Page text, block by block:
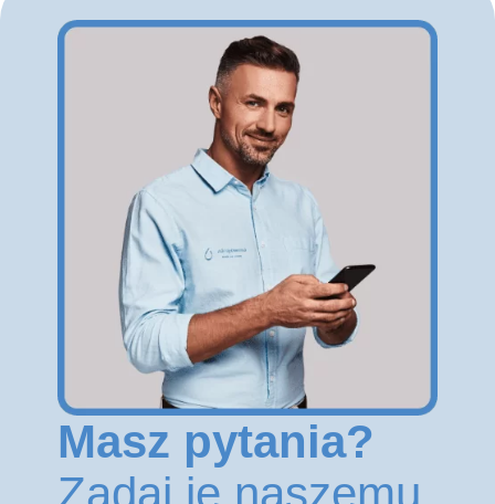
Masz pytania?
Zadaj je naszemu